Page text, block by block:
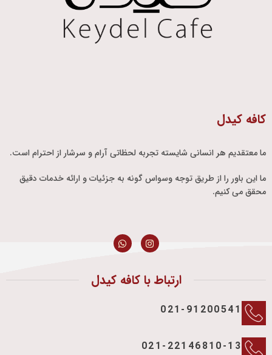
کافه کیدل
ما معتقدیم هر انسانی شایسته تجربه لحظاتی آرام و سرشار از احترام است.
ما این باور را از طریق توجه وسواس گونه به جزئیات و ارائه خدمات دقیق
محقق می کنیم.
ارتباط با کافه کیدل
021-91200541
021-22146810-13